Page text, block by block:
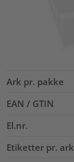
Ark pr. pakke
EAN / GTIN
El.nr.
Etiketter pr. ark